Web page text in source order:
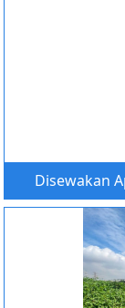
Disewakan